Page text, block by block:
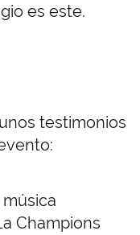
es este.
testimonios
música
Champions